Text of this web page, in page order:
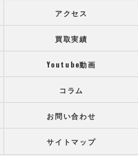
アクセス
買取実績
Youtube動画
コラム
お問い合わせ
サイトマップ